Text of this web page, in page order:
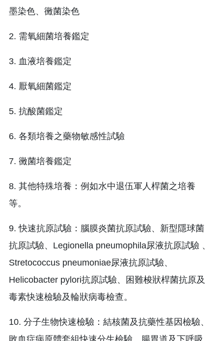
墨染色、黴菌染色
2. 需氧細菌培養鑑定
3. 血液培養鑑定
4. 厭氧細菌鑑定
5. 抗酸菌鑑定
6. 各類培養之藥物敏感性試驗
7. 黴菌培養鑑定
8. 其他特殊培養：例如水中退伍軍人桿菌之培養
等。
9. 快速抗原試驗：腦膜炎菌抗原試驗、新型隱球菌
抗原試驗、Legionella pneumophila尿液抗原試驗 、
Stretococcus pneumoniae尿液抗原試驗、
Helicobacter pylori抗原試驗、困難梭狀桿菌抗原及
毒素快速檢驗及輪狀病毒檢查。
10. 分子生物快速檢驗：結核菌及抗藥性基因檢驗、